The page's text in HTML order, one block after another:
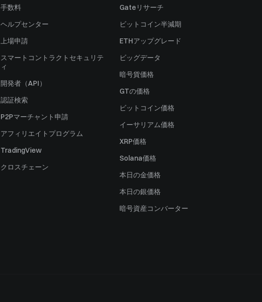
手数料
ヘルプセンター
上場申請
スマートコントラクトセキュリテ
ィ
開発者（API）
認証検索
P2Pマーチャント申請
アフィリエイトプログラム
TradingView
クロスチェーン
Gateリサーチ
ビットコイン半減期
ETHアップグレード
ビッグデータ
暗号貨価格
GTの価格
ビットコイン価格
イーサリアム価格
XRP価格
Solana価格
本日の金価格
本日の銀価格
暗号資産コンバーター